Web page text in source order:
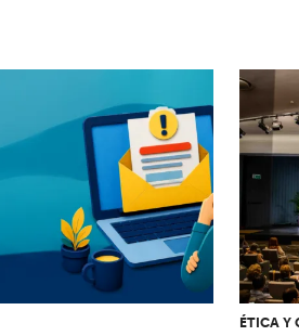
ÉTICA Y